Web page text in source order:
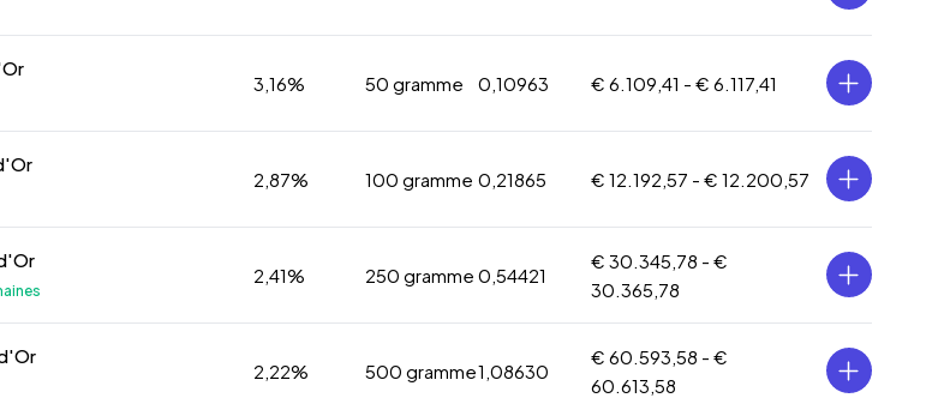
3,16% 50 gramme 0,10963 € 6.109,41 - € 6.117,41
2,87% 100 gramme 0,21865 € 12.192,57 - € 12.200,57
2,41% 250 gramme 0,54421
€ 30.345,78 - €
30.365,78
2,22% 500 gramme1,08630
€ 60.593,58 - €
60.613,58